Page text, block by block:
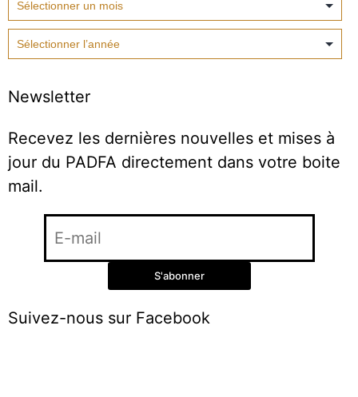
Newsletter
Recevez les dernières nouvelles et mises à
jour du PADFA directement dans votre boite
mail.
Suivez-nous sur Facebook